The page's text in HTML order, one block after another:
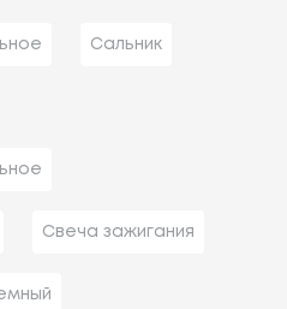
Сальник
Свеча зажигания